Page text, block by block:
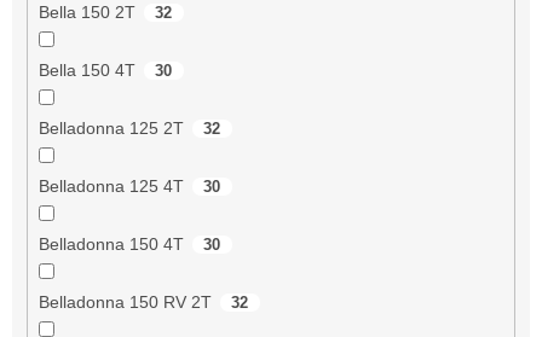
Bella 150 2T 32
Bella 150 4T 30
Belladonna 125 2T 32
Belladonna 125 4T 30
Belladonna 150 4T 30
Belladonna 150 RV 2T 32